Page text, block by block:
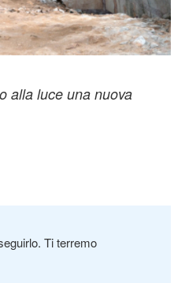
alla luce una nuova
Ti terremo